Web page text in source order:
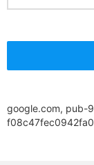
google.com, pub-
f08c47fec0942fa0